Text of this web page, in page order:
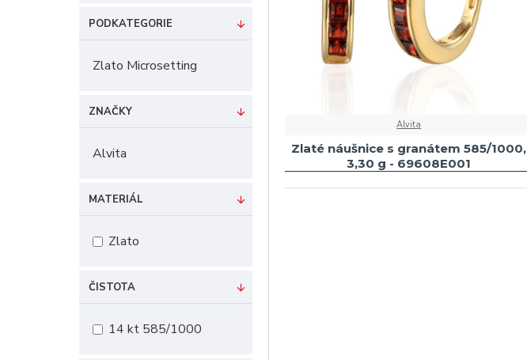
PODKATEGORIE
Zlato Microsetting
ZNAČKY
Alvita
MATERIÁL
Zlato
ČISTOTA
14 kt 585/1000
Alvita
Zlaté náušnice s granátem 585/1000,
3,30 g - 69608E001